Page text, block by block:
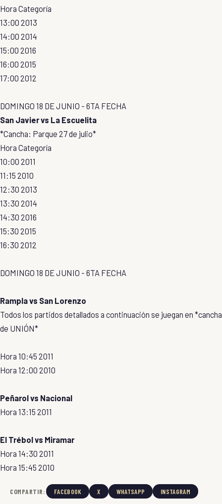
Hora Categoría
13:00 2013
14:00 2014
15:00 2016
16:00 2015
17:00 2012
DOMINGO 18 DE JUNIO - 6TA FECHA
San Javier vs La Escuelita
*Cancha: Parque 27 de julio*
Hora Categoría
10:00 2011
11:15 2010
12:30 2013
13:30 2014
14:30 2016
15:30 2015
16:30 2012
DOMINGO 18 DE JUNIO - 6TA FECHA
Rampla vs San Lorenzo
Todos los partidos detallados a continuación se juegan en *cancha
de UNIÓN*
Hora 10:45 2011
Hora 12:00 2010
Peñarol vs Nacional
Hora 13:15 2011
El Trébol vs Miramar
Hora 14:30 2011
Hora 15:45 2010
COMPARTIR: FACEBOOK X WHATSAPP INSTAGRAM